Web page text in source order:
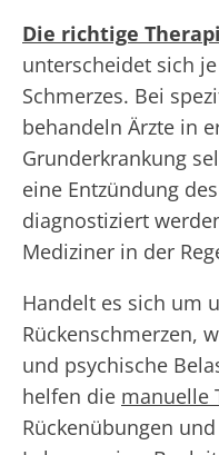
Die richtige
unterscheidet sich
Schmerzes. Bei
behandeln Ärzte in
Grunderkrankung
eine Entzündung
diagnostiziert
Mediziner in der
Handelt es sich um
Rückenschmerzen,
und psychische
helfen die manuelle
Rückenübungen